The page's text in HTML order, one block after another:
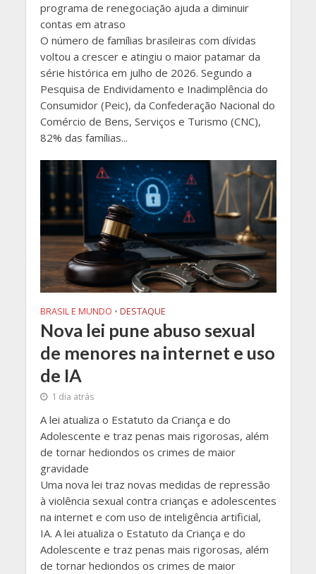
programa de renegociação ajuda a diminuir
contas em atraso
O número de famílias brasileiras com dívidas
voltou a crescer e atingiu o maior patamar da
série histórica em julho de 2026. Segundo a
Pesquisa de Endividamento e Inadimplência do
Consumidor (Peic), da Confederação Nacional do
Comércio de Bens, Serviços e Turismo (CNC),
82% das famílias...
BRASIL E MUNDO • DESTAQUE
Nova lei pune abuso sexual
de menores na internet e uso
de IA
1 dia atrás
A lei atualiza o Estatuto da Criança e do
Adolescente e traz penas mais rigorosas, além
de tornar hediondos os crimes de maior
gravidade
Uma nova lei traz novas medidas de repressão
à violência sexual contra crianças e adolescentes
na internet e com uso de inteligência artificial,
IA. A lei atualiza o Estatuto da Criança e do
Adolescente e traz penas mais rigorosas, além
de tornar hediondos os crimes de maior